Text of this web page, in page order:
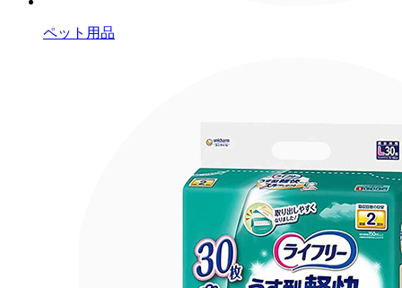
ペット用品